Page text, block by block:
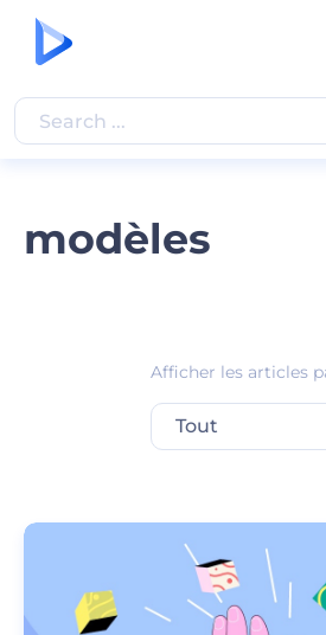
modèles
Afficher les articles
Tout